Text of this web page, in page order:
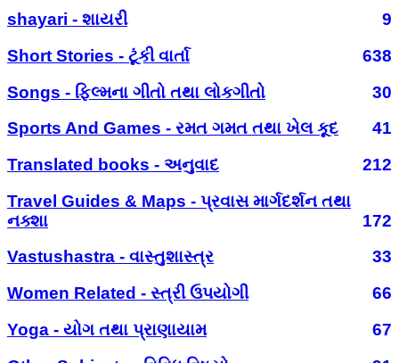
shayari - શાયરી
9
Short Stories - ટૂંકી વાર્તા
638
Songs - ફિલ્મના ગીતો તથા લોકગીતો
30
Sports And Games - રમત ગમત તથા ખેલ કૂદ
41
Translated books - અનુવાદ
212
Travel Guides & Maps - પ્રવાસ માર્ગદર્શન તથા
નક્શા
172
Vastushastra - વાસ્તુશાસ્ત્ર
33
Women Related - સ્ત્રી ઉપયોગી
66
Yoga - યોગ તથા પ્રાણાયામ
67